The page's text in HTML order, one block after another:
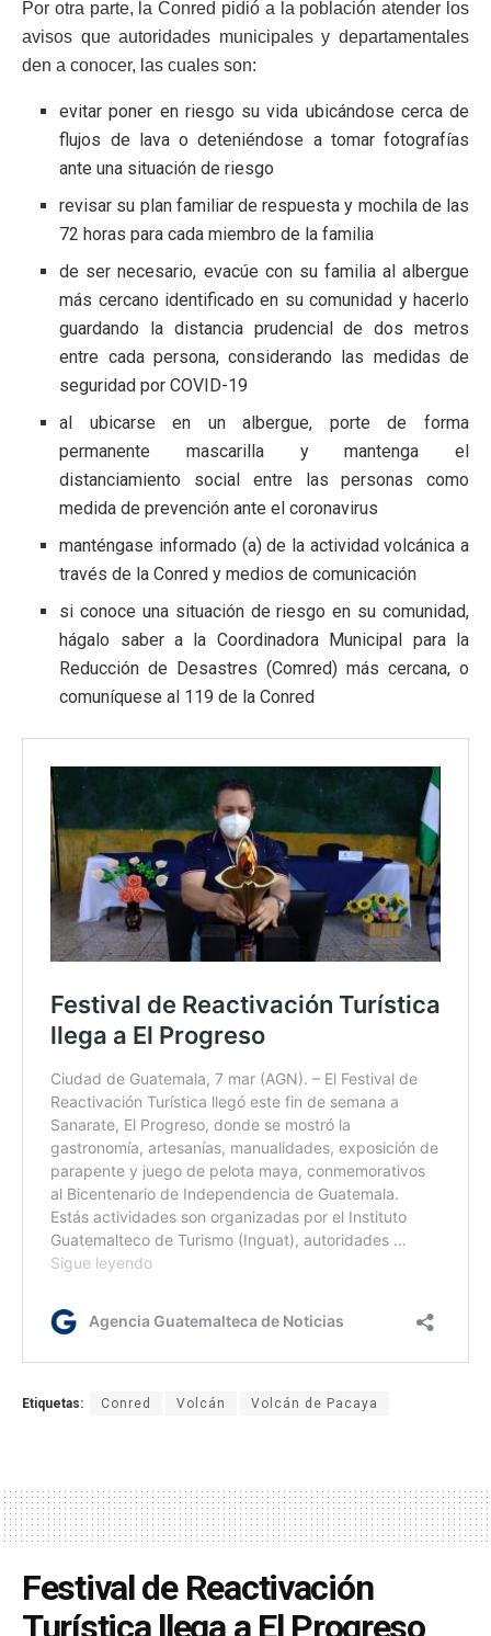
Por otra parte, la Conred pidió a la población atender los
avisos que autoridades municipales y departamentales
den a conocer, las cuales son:
evitar poner en riesgo su vida ubicándose cerca de
flujos de lava o deteniéndose a tomar fotografías
ante una situación de riesgo
revisar su plan familiar de respuesta y mochila de las
72 horas para cada miembro de la familia
de ser necesario, evacúe con su familia al albergue
más cercano identificado en su comunidad y hacerlo
guardando la distancia prudencial de dos metros
entre cada persona, considerando las medidas de
seguridad por COVID-19
al ubicarse en un albergue, porte de forma
permanente mascarilla y mantenga el
distanciamiento social entre las personas como
medida de prevención ante el coronavirus
manténgase informado (a) de la actividad volcánica a
través de la Conred y medios de comunicación
si conoce una situación de riesgo en su comunidad,
hágalo saber a la Coordinadora Municipal para la
Reducción de Desastres (Comred) más cercana, o
comuníquese al 119 de la Conred
Etiquetas: Conred Volcán Volcán de Pacaya
Festival de Reactivación
Turística llega a El Progreso